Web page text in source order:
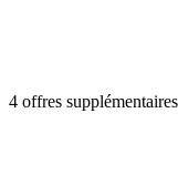
4 offres supplémentaires